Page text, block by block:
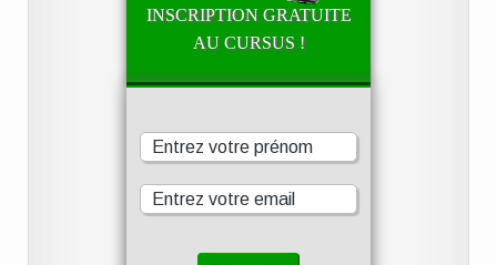
INSCRIPTION GRATUITE
AU CURSUS !